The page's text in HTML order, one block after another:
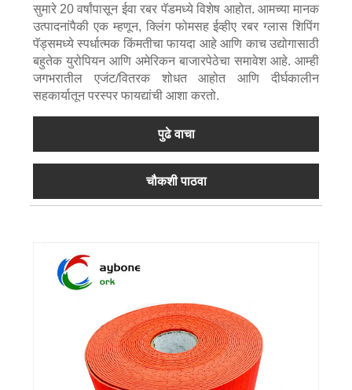
सुमारे 20 वर्षांपासून ईवा रबर पॅडमध्ये विशेष आहोत. आमच्या मानक
उत्पादनांपैकी एक म्हणून, क्लिंग फोमसह ईव्हीए रबर ग्लास शिपिंग
पॅड्समध्ये स्पर्धात्मक किंमतीचा फायदा आहे आणि काच उद्योगासाठी
बहुतेक युरोपियन आणि अमेरिकन बाजारपेठेचा समावेश आहे. आम्ही
जगभरातील एजंट/वितरक शोधत आहोत आणि दीर्घकालीन
सहकार्यातून परस्पर फायद्यांची आशा करतो.
पुढे वाचा
चौकशी पाठवा